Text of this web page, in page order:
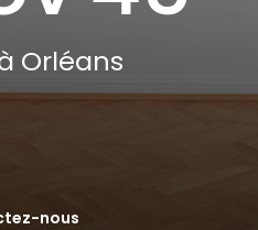
Orléans
nous